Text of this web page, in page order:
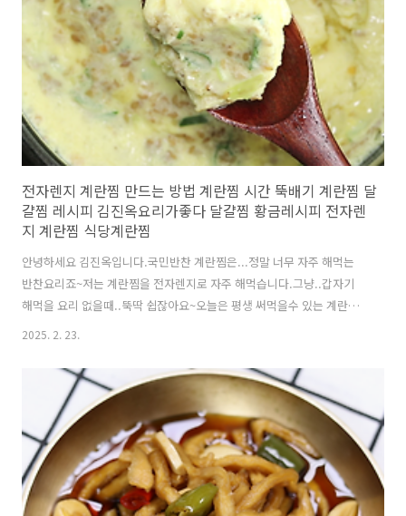
전자렌지 계란찜 만드는 방법 계란찜 시간 뚝배기 계란찜 달
걀찜 레시피 김진옥요리가좋다 달걀찜 황금레시피 전자렌
지 계란찜 식당계란찜
안녕하세요 김진옥입니다.국민반찬 계란찜은...정말 너무 자주 해먹는
반찬요리죠~저는 계란찜을 전자렌지로 자주 해먹습니다.그냥..갑자기
해먹을 요리 없을때..뚝딱 쉽잖아요~오늘은 평생 써먹을수 있는 계란찜
전자렌지로 쉽고 맛있게 만드는 방법 소개합니
하는 자세한 레시피는 위 영상을 클릭하세요!!! 재료(1~2인분): 계란3개.
물200ml(종이컵1컵정도).고운소금1/4~1/5T정도. 다진파1T.참기름
1/3T정도.깨소량1/3T정도.당근소량1/2T정도(생략가능).다진마늘소량
(완두콩알만큼/생략가능).**밥숟가락 계량입니다.*부드러운 맛을 원하
면 계란을 푼후 체에 한번 걸러 주세요.**소금을 조금 적게 넣고 새우젓
이나 참치..
2025. 2. 23.